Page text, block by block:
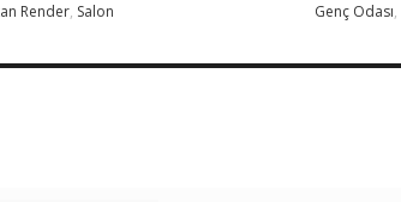
Render, Salon Genç Odası,